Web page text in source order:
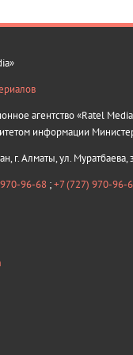
агентство «Ratel
информации
г. Алматы, ул.
96-68 ;+7 (727) 970-96-